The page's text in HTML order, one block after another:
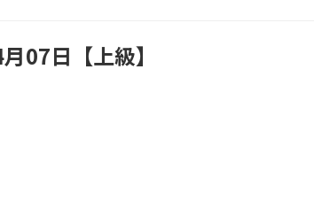
07日【上級】